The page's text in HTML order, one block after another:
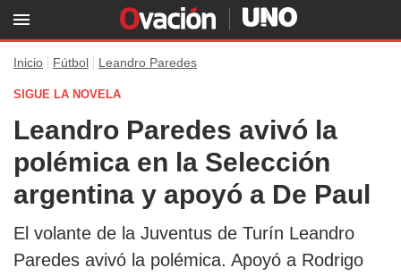
Inicio Fútbol Leandro Paredes
SIGUE LA NOVELA
Leandro Paredes avivó la
polémica en la Selección
argentina y apoyó a De Paul
El volante de la Juventus de Turín Leandro
Paredes avivó la polémica. Apoyó a Rodrigo